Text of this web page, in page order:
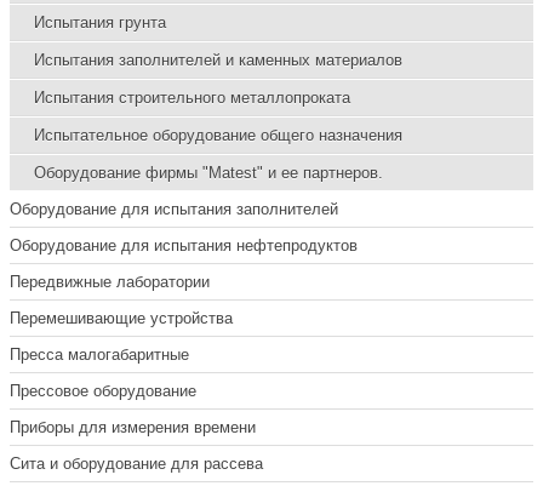
Испытания грунта
Испытания заполнителей и каменных материалов
Испытания строительного металлопроката
Испытательное оборудование общего назначения
Оборудование фирмы "Matest" и ее партнеров.
Оборудование для испытания заполнителей
Оборудование для испытания нефтепродуктов
Передвижные лаборатории
Перемешивающие устройства
Пресса малогабаритные
Прессовое оборудование
Приборы для измерения времени
Сита и оборудование для рассева